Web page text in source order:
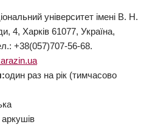
університет імені В. Н.
4, Харків 61077, Україна,
+38(057)707-56-68.
один раз на рік (тимчасово